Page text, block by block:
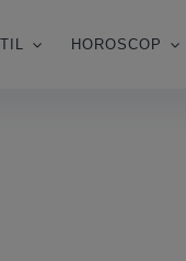
HOROSCOP